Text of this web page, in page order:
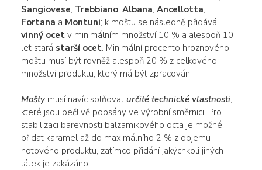
Sangiovese, Trebbiano, Albana, Ancellotta,
Fortana a Montuni; k moštu se následně přidává
vinný ocetv minimálním množství 10 % a alespoň 10
let stará starší ocet. Minimální procento hroznového
moštu musí být rovněž alespoň 20 % z celkového
množství produktu, který má být zpracován.
Moštymusí navíc splňovat určité technické vlastnosti,
které jsou pečlivě popsány ve výrobní směrnici. Pro
stabilizaci barevnosti balzamikového octa je možné
přidat karamel až do maximálního 2 % z objemu
hotového produktu, zatímco přidání jakýchkoli jiných
látek je zakázáno.